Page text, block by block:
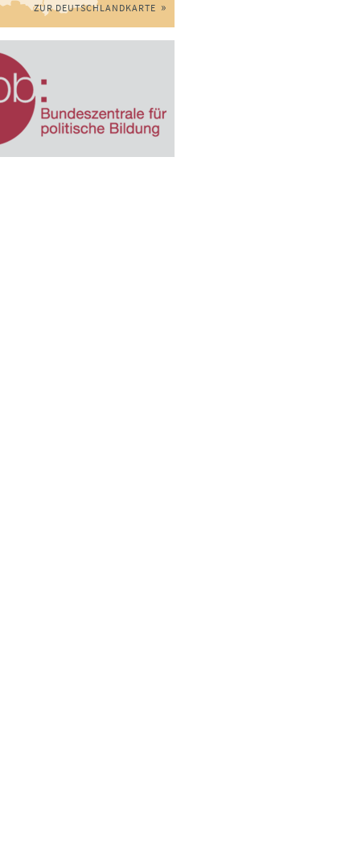
ZUR DEUTSCHLANDKARTE